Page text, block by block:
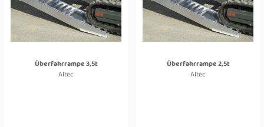
Überfahrrampe 3,5t
Altec
Überfahrrampe 2,5t
Altec